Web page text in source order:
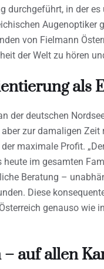
durchgeführt, in der
Augenoptiker
von Fielmann
der Welt zu hören
als
der deutschen
zur damaligen
maximale Profit.
heute im gesamten
Beratung –
Diese
genauso wie
auf allen